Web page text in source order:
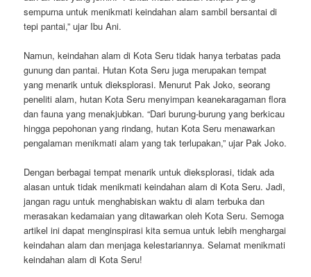
sempurna untuk menikmati keindahan alam sambil bersantai di
tepi pantai,” ujar Ibu Ani.
Namun, keindahan alam di Kota Seru tidak hanya terbatas pada
gunung dan pantai. Hutan Kota Seru juga merupakan tempat
yang menarik untuk dieksplorasi. Menurut Pak Joko, seorang
peneliti alam, hutan Kota Seru menyimpan keanekaragaman flora
dan fauna yang menakjubkan. “Dari burung-burung yang berkicau
hingga pepohonan yang rindang, hutan Kota Seru menawarkan
pengalaman menikmati alam yang tak terlupakan,” ujar Pak Joko.
Dengan berbagai tempat menarik untuk dieksplorasi, tidak ada
alasan untuk tidak menikmati keindahan alam di Kota Seru. Jadi,
jangan ragu untuk menghabiskan waktu di alam terbuka dan
merasakan kedamaian yang ditawarkan oleh Kota Seru. Semoga
artikel ini dapat menginspirasi kita semua untuk lebih menghargai
keindahan alam dan menjaga kelestariannya. Selamat menikmati
keindahan alam di Kota Seru!